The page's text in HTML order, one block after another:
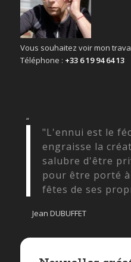
Vous souhaitez voir mon
Téléphone : +33 6 19 94 64 13
“
"L'ennui est le
engraisse la
salubre d'être
pour être porté
fêtes de ses
Jean DUBUFFET